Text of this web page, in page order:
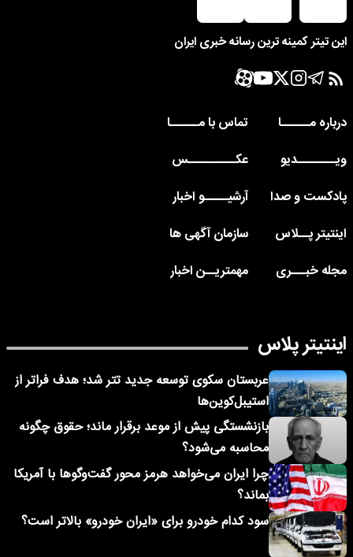
این تیتر کمینه ترین رسانه خبری ایران
درباره مــــــا
تماس با مــــــا
ویــــــــدیو
عکــــــــــس
پادکست و صدا
آرشیـــــو اخبار
اینتیتر پــلاس
سازمان آگهی ها
مجله خبـــری
مهمتریــن اخبار
اینتیتر پلاس
عربستان سکوی توسعه جدید تتر شد؛ هدف فراتر از
استیبل‌کوین‌ها
بازنشستگی پیش از موعد برقرار ماند؛ حقوق چگونه
محاسبه می‌شود؟
چرا ایران می‌خواهد هرمز محور گفت‌وگوها با آمریکا
بماند؟
سود کدام خودرو برای «ایران خودرو» بالاتر است؟